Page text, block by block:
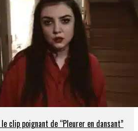
clip poignant de “Pleurer en dansant”